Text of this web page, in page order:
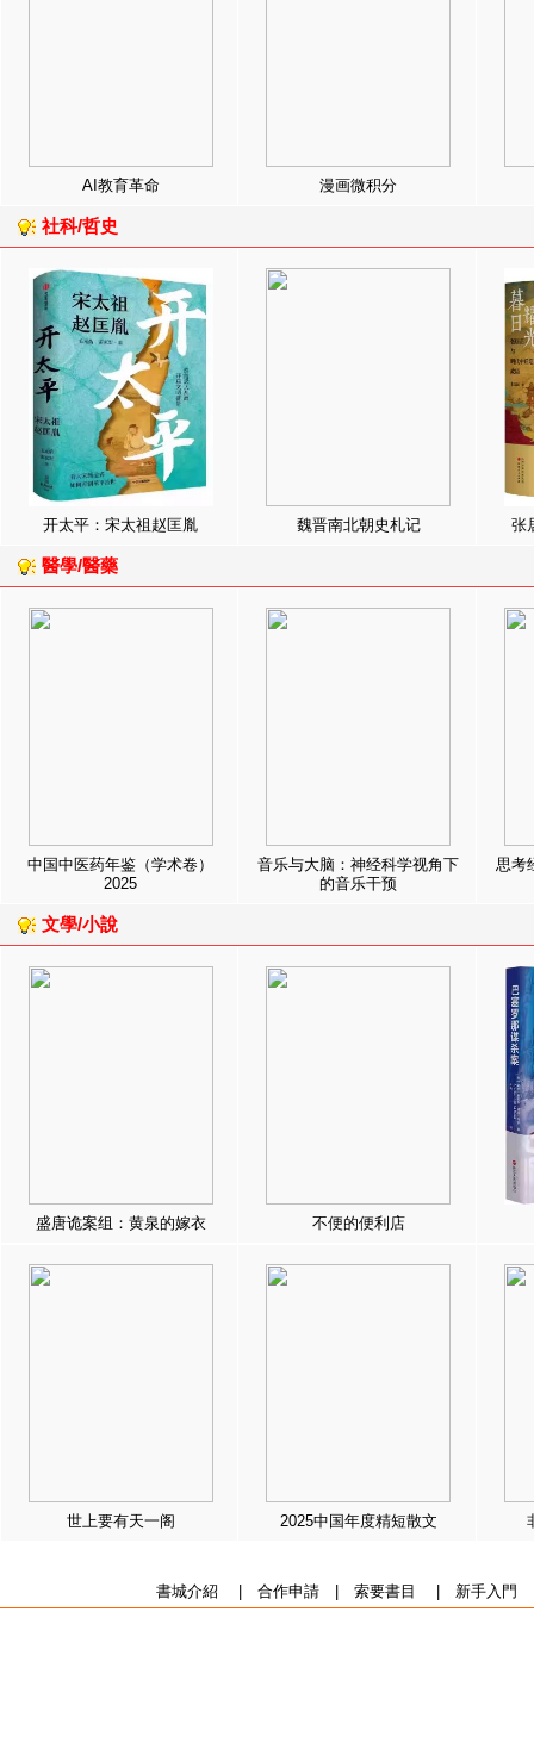
AI教育革命 漫画微积分
社科/哲史
开太平：宋太祖赵匡胤 魏晋南北朝史札记 张
醫學/醫藥
中国中医药年鉴（学术卷）
2025
音乐与大脑：神经科学视角下
的音乐干预
思考
文學/小說
盛唐诡案组：黄泉的嫁衣 不便的便利店
世上要有天一阁 2025中国年度精短散文
書城介紹 合作申請| 索要書目 新手入門